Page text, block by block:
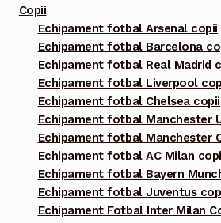
Copii
Echipament fotbal Arsenal copii
Echipament fotbal Barcelona
Echipament fotbal Real Madrid
Echipament fotbal Liverpool
Echipament fotbal Chelsea copii
Echipament fotbal Manchester
Echipament fotbal Manchester
Echipament fotbal AC Milan
Echipament fotbal Bayern
Echipament fotbal Juventus
Echipament Fotbal Inter Milan